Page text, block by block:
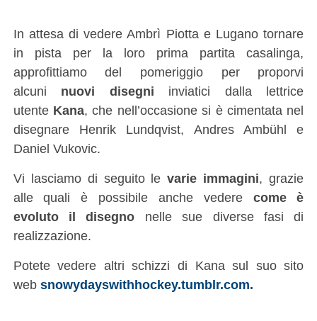
In attesa di vedere Ambrì Piotta e Lugano tornare
in pista per la loro prima partita casalinga,
approfittiamo del pomeriggio per proporvi
alcuni nuovi disegni inviatici dalla lettrice
utente Kana, che nell’occasione si è cimentata nel
disegnare Henrik Lundqvist, Andres Ambühl e
Daniel Vukovic.
Vi lasciamo di seguito levarie immagini, grazie
alle quali è possibile anche vedere come è
evoluto il disegno nelle sue diverse fasi di
realizzazione.
Potete vedere altri schizzi di Kana sul suo sito
web snowydayswithhockey.tumblr.com.